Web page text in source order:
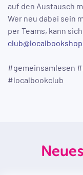
auf den Austausch
Wer neu dabei sein
per Teams, kann
#gemeinsamlesen
#localbookclub